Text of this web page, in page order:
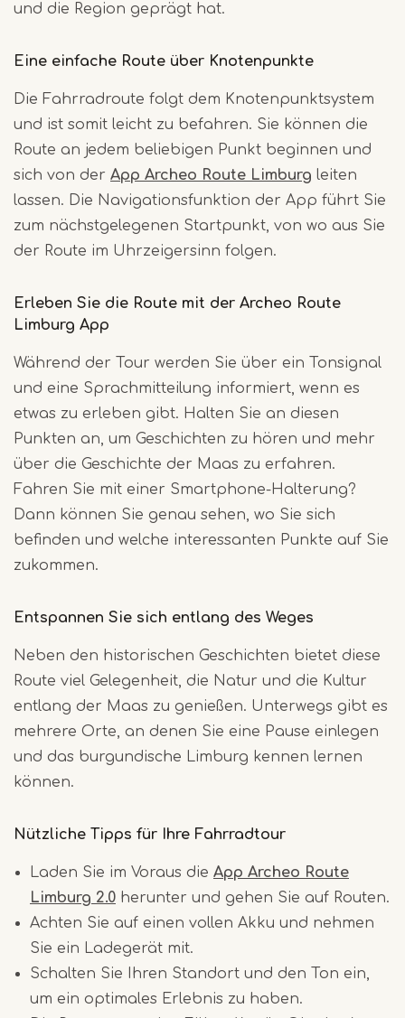
und die Region geprägt hat.
Eine einfache Route über Knotenpunkte
Die Fahrradroute folgt dem Knotenpunktsystem
und ist somit leicht zu befahren. Sie können die
Route an jedem beliebigen Punkt beginnen und
sich von der App Archeo Route Limburg leiten
lassen. Die Navigationsfunktion der App führt Sie
zum nächstgelegenen Startpunkt, von wo aus Sie
der Route im Uhrzeigersinn folgen.
Erleben Sie die Route mit der Archeo Route
Limburg App
Während der Tour werden Sie über ein Tonsignal
und eine Sprachmitteilung informiert, wenn es
etwas zu erleben gibt. Halten Sie an diesen
Punkten an, um Geschichten zu hören und mehr
über die Geschichte der Maas zu erfahren.
Fahren Sie mit einer Smartphone-Halterung?
Dann können Sie genau sehen, wo Sie sich
befinden und welche interessanten Punkte auf Sie
zukommen.
Entspannen Sie sich entlang des Weges
Neben den historischen Geschichten bietet diese
Route viel Gelegenheit, die Natur und die Kultur
entlang der Maas zu genießen. Unterwegs gibt es
mehrere Orte, an denen Sie eine Pause einlegen
und das burgundische Limburg kennen lernen
können.
Nützliche Tipps für Ihre Fahrradtour
Laden Sie im Voraus die App Archeo Route
Limburg 2.0 herunter und gehen Sie auf Routen.
Achten Sie auf einen vollen Akku und nehmen
Sie ein Ladegerät mit.
Schalten Sie Ihren Standort und den Ton ein,
um ein optimales Erlebnis zu haben.